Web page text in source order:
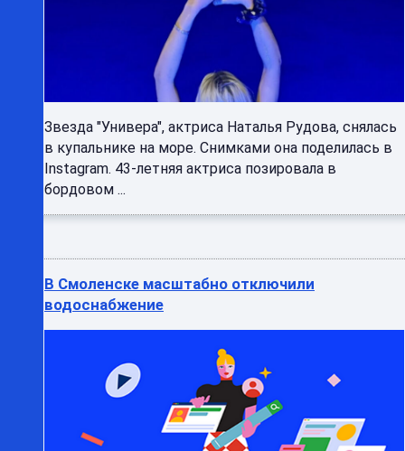
Звезда "Универа", актриса Наталья Рудова, снялась
в купальнике на море. Снимками она поделилась в
Instagram. 43-летняя актриса позировала в
бордовом ...
В Смоленске масштабно отключили
водоснабжение